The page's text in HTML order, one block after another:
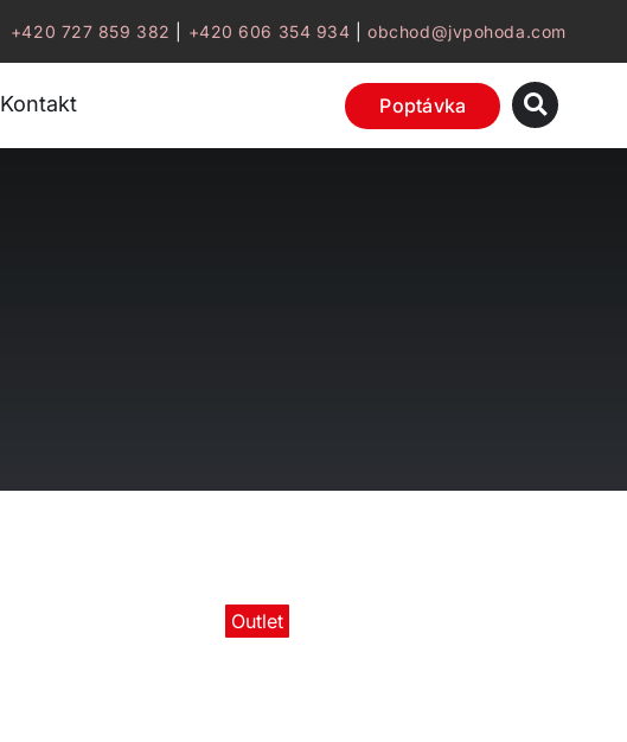
+420 727 859 382 +420 606 354 934 |obchod@jvpohoda.com
Kontakt Poptávka
Outlet